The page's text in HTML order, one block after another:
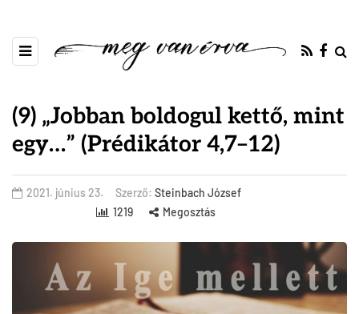
(9) „Jobban boldogul kettő, mint
egy…” (Prédikátor 4,7–12)
2021. június 23. Szerző: Steinbach József
1219
Megosztás